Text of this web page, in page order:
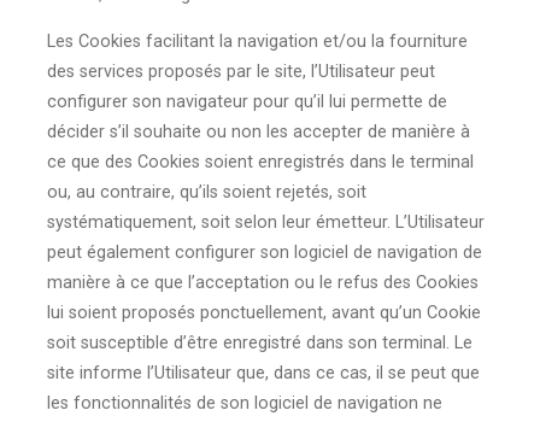
Les Cookies facilitant la navigation et/ou la fourniture
des services proposés par le site, l’Utilisateur peut
configurer son navigateur pour qu’il lui permette de
décider s’il souhaite ou non les accepter de manière à
ce que des Cookies soient enregistrés dans le terminal
ou, au contraire, qu’ils soient rejetés, soit
systématiquement, soit selon leur émetteur. L’Utilisateur
peut également configurer son logiciel de navigation de
manière à ce que l’acceptation ou le refus des Cookies
lui soient proposés ponctuellement, avant qu’un Cookie
soit susceptible d’être enregistré dans son terminal. Le
site informe l’Utilisateur que, dans ce cas, il se peut que
les fonctionnalités de son logiciel de navigation ne